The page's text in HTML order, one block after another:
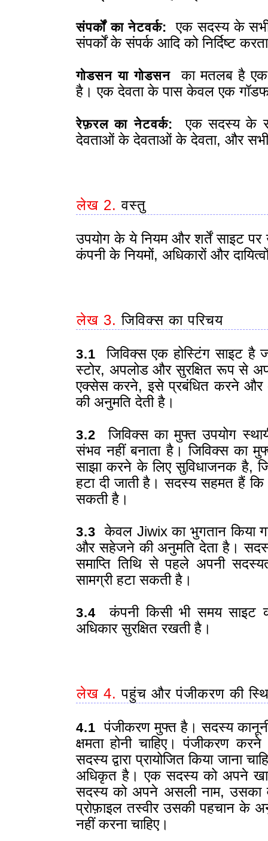
संपर्कों का नेटवर्क:
एक सदस्य के
संपर्कों के संपर्क आदि को निर्दिष्ट
गोडसन या गोडसन का मतलब है एक
है। एक देवता के पास केवल एक
रेफ़रल का नेटवर्क: एक सदस्य के
देवताओं के देवताओं के देवता, और सभी
लेख 2. वस्तु
उपयोग के ये नियम और शर्तें साइट
कंपनी के नियमों, अधिकारों और
लेख 3. जिविक्स का परिचय
3.1 जिविक्स एक होस्टिंग साइट है
स्टोर, अपलोड और सुरक्षित रूप से
एक्सेस करने, इसे प्रबंधित करने और
की अनुमति देती है।
3.2 जिविक्स का मुफ्त उपयोग
संभव नहीं बनाता है। जिविक्स का
साझा करने के लिए सुविधाजनक है,
हटा दी जाती है। सदस्य सहमत हैं
सकती है।
3.3 केवल Jiwix का भुगतान किया
और सहेजने की अनुमति देता है।
समाप्ति तिथि से पहले अपनी
सामग्री हटा सकती है।
3.4 कंपनी किसी भी समय साइट
अधिकार सुरक्षित रखती है।
लेख 4. पहुंच और पंजीकरण की
4.1 पंजीकरण मुफ्त है। सदस्य
क्षमता होनी चाहिए। पंजीकरण
सदस्य द्वारा प्रायोजित किया जाना
अधिकृत है। एक सदस्य को अपने
सदस्य को अपने असली नाम, उसका
प्रोफ़ाइल तस्वीर उसकी पहचान के
नहीं करना चाहिए।